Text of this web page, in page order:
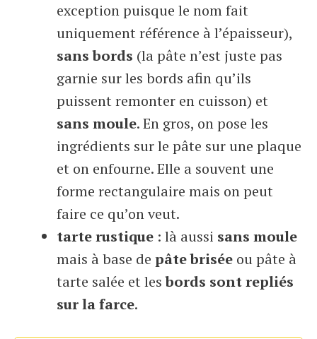
exception puisque le nom fait
uniquement référence à l’épaisseur),
sans bords (la pâte n’est juste pas
garnie sur les bords afin qu’ils
puissent remonter en cuisson) et
sans moule. En gros, on pose les
ingrédients sur le pâte sur une plaque
et on enfourne. Elle a souvent une
forme rectangulaire mais on peut
faire ce qu’on veut.
tarte rustique : là aussi sans moule
mais à base de pâte brisée ou pâte à
tarte salée et lesbords sont repliés
sur la farce.